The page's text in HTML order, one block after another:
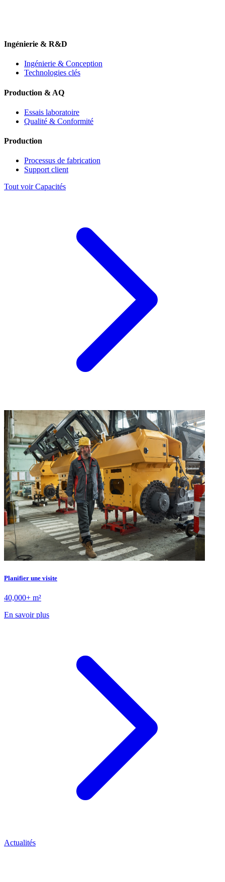
Ingénierie & R&D
Ingénierie & Conception
Technologies clés
Production & AQ
Essais laboratoire
Qualité & Conformité
Production
Processus de fabrication
Support client
Tout voir Capacités
Planifier une visite
40,000+ m²
En savoir plus
Actualités